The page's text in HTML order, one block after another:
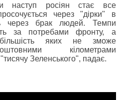
наступ росіян стає все
через "дірки" в
через брак людей. Темпи
за потребами фронту, а
яких не зможе
кілометрами
Зеленського", падає.